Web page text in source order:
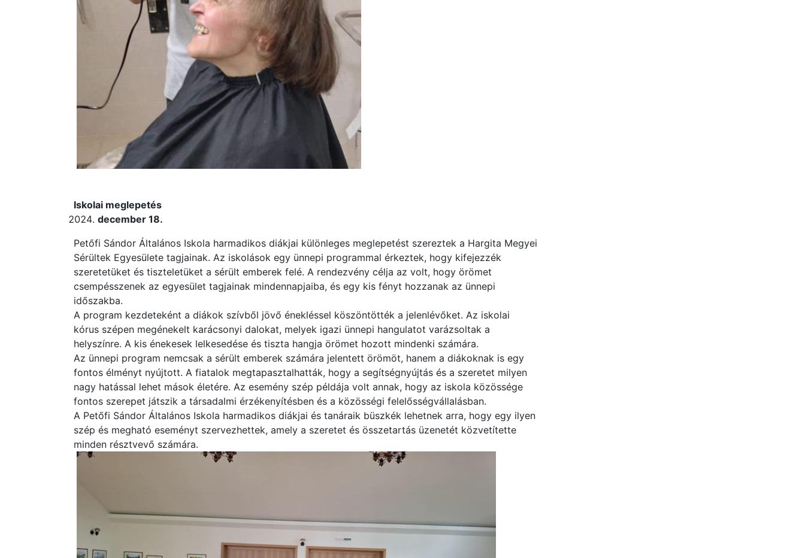
Iskolai meglepetés
december 18.
Petőfi Sándor Általános Iskola harmadikos diákjai különleges meglepetést szereztek a Hargita Megyei
Sérültek Egyesülete tagjainak. Az iskolások egy ünnepi programmal érkeztek, hogy kifejezzék
szeretetüket és tiszteletüket a sérült emberek felé. A rendezvény célja az volt, hogy örömet
csempésszenek az egyesület tagjainak mindennapjaiba, és egy kis fényt hozzanak az ünnepi
időszakba.
A program kezdeteként a diákok szívből jövő énekléssel köszöntötték a jelenlévőket. Az iskolai
kórus szépen megénekelt karácsonyi dalokat, melyek igazi ünnepi hangulatot varázsoltak a
helyszínre. A kis énekesek lelkesedése és tiszta hangja örömet hozott mindenki számára.
Az ünnepi program nemcsak a sérült emberek számára jelentett örömöt, hanem a diákoknak is egy
fontos élményt nyújtott. A fiatalok megtapasztalhatták, hogy a segítségnyújtás és a szeretet milyen
nagy hatással lehet mások életére. Az esemény szép példája volt annak, hogy az iskola közössége
fontos szerepet játszik a társadalmi érzékenyítésben és a közösségi felelősségvállalásban.
A Petőfi Sándor Általános Iskola harmadikos diákjai és tanáraik büszkék lehetnek arra, hogy egy ilyen
szép és megható eseményt szervezhettek, amely a szeretet és összetartás üzenetét közvetítette
minden résztvevő számára.